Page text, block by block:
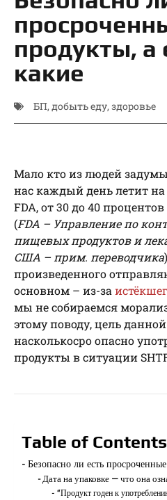
продукты, а
какие
БП, добыть еду, здоровье
Мало кто из людей
нас каждый день летит
FDA, от 30 до 40
(FDA – Управление по
пищевых продуктов и
США – прим. переводчика
произведенного
основном – из-за
мы не собираемся
этому поводу, цель
насколькосро опасно
продукты в ситуации
Table of Contents
Безопасно ли есть
Дата на упаковке — что она
“Продукт годен к